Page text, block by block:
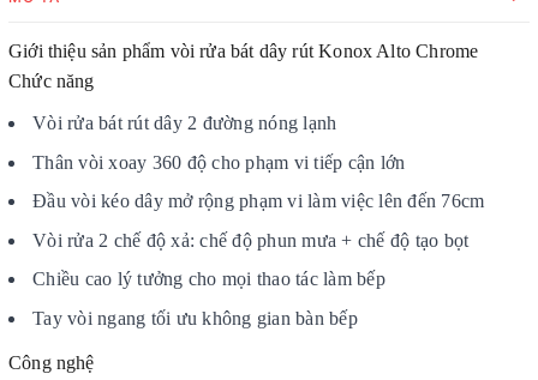
Giới thiệu sản phẩm vòi rửa bát dây rút Konox Alto Chrome
Chức năng
Vòi rửa bát rút dây 2 đường nóng lạnh
Thân vòi xoay 360 độ cho phạm vi tiếp cận lớn
Đầu vòi kéo dây mở rộng phạm vi làm việc lên đến 76cm
Vòi rửa 2 chế độ xả: chế độ phun mưa + chế độ tạo bọt
Chiều cao lý tưởng cho mọi thao tác làm bếp
Tay vòi ngang tối ưu không gian bàn bếp
Công nghệ